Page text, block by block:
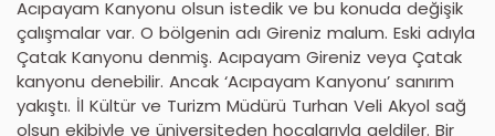
Acıpayam Kanyonu olsun istedik ve bu konuda değişik
çalışmalar var. O bölgenin adı Gireniz malum. Eski adıyla
Çatak Kanyonu denmiş. Acıpayam Gireniz veya Çatak
kanyonu denebilir. Ancak ‘Acıpayam Kanyonu’ sanırım
yakıştı. İl Kültür ve Turizm Müdürü Turhan Veli Akyol sağ
olsun ekibiyle ve üniversiteden hocalarıyla geldiler. Bir